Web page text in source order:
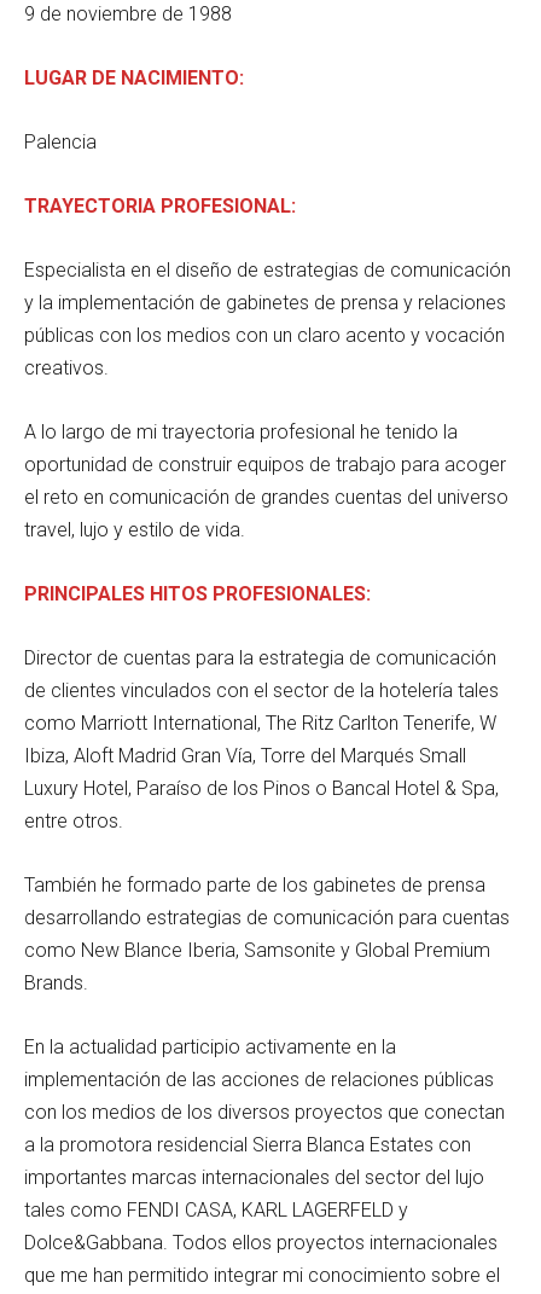
9 de noviembre de 1988
LUGAR DE NACIMIENTO:
Palencia
TRAYECTORIA PROFESIONAL:
Especialista en el diseño de estrategias de comunicación
y la implementación de gabinetes de prensa y relaciones
públicas con los medios con un claro acento y vocación
creativos.
A lo largo de mi trayectoria profesional he tenido la
oportunidad de construir equipos de trabajo para acoger
el reto en comunicación de grandes cuentas del universo
travel, lujo y estilo de vida.
PRINCIPALES HITOS PROFESIONALES:
Director de cuentas para la estrategia de comunicación
de clientes vinculados con el sector de la hotelería tales
como Marriott International, The Ritz Carlton Tenerife, W
Ibiza, Aloft Madrid Gran Vía, Torre del Marqués Small
Luxury Hotel, Paraíso de los Pinos o Bancal Hotel & Spa,
entre otros.
También he formado parte de los gabinetes de prensa
desarrollando estrategias de comunicación para cuentas
como New Blance Iberia, Samsonite y Global Premium
Brands.
En la actualidad participio activamente en la
implementación de las acciones de relaciones públicas
con los medios de los diversos proyectos que conectan
a la promotora residencial Sierra Blanca Estates con
importantes marcas internacionales del sector del lujo
tales como FENDI CASA, KARL LAGERFELD y
Dolce&Gabbana. Todos ellos proyectos internacionales
que me han permitido integrar mi conocimiento sobre el